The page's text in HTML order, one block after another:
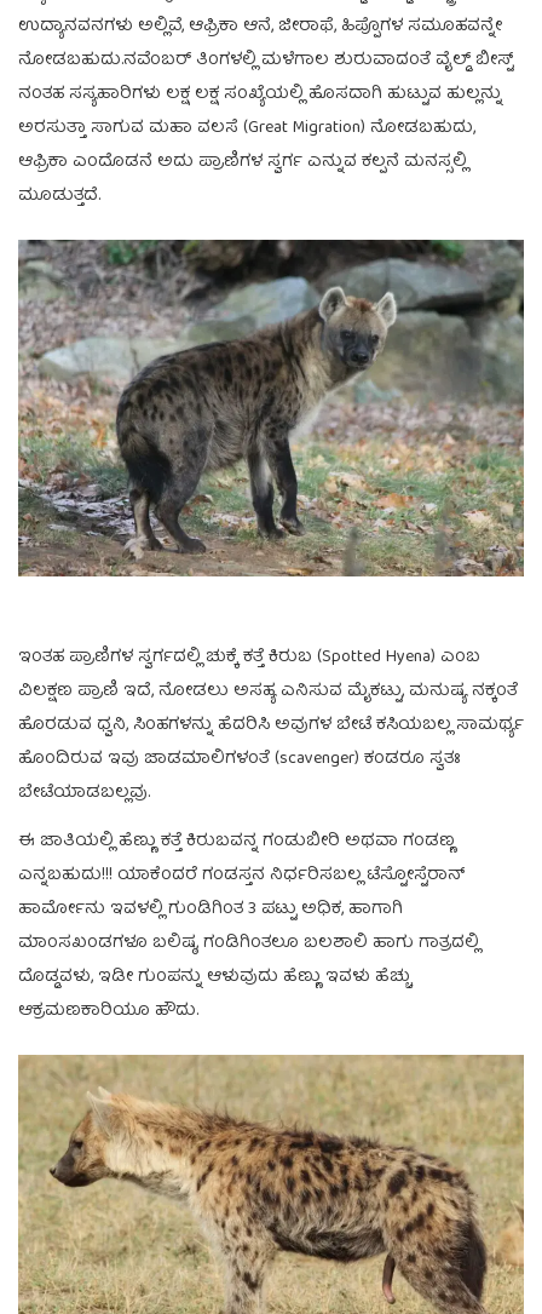
ಉದ್ಯಾನವನಗಳು ಅಲ್ಲಿವೆ, ಆಫ್ರಿಕಾ ಆನೆ, ಜೀರಾಫೆ, ಹಿಪ್ಪೊಗಳ ಸಮೂಹವನ್ನೇ
ನೋಡಬಹುದು.ನವೆಂಬರ್ ತಿಂಗಳಲ್ಲಿ ಮಳೆಗಾಲ ಶುರುವಾದಂತೆ ವೈಲ್ಡ್ ಬೀಸ್ಟ್
ನಂತಹ ಸಸ್ಯಹಾರಿಗಳು ಲಕ್ಷ ಲಕ್ಷ ಸಂಖ್ಯೆಯಲ್ಲಿ ಹೊಸದಾಗಿ ಹುಟ್ಟುವ ಹುಲ್ಲನ್ನು
ಅರಸುತ್ತಾ ಸಾಗುವ ಮಹಾ ವಲಸೆ (Great Migration) ನೋಡಬಹುದು,
ಆಫ್ರಿಕಾ ಎಂದೊಡನೆ ಅದು ಪ್ರಾಣಿಗಳ ಸ್ವರ್ಗ ಎನ್ನುವ ಕಲ್ಪನೆ ಮನಸ್ಸಲ್ಲಿ
ಮೂಡುತ್ತದೆ.
ಇಂತಹ ಪ್ರಾಣಿಗಳ ಸ್ವರ್ಗದಲ್ಲಿ ಚುಕ್ಕೆ ಕತ್ತೆ ಕಿರುಬ (Spotted Hyena) ಎಂಬ
ವಿಲಕ್ಷಣ ಪ್ರಾಣಿ ಇದೆ, ನೋಡಲು ಅಸಹ್ಯ ಎನಿಸುವ ಮೈಕಟ್ಟು, ಮನುಷ್ಯ ನಕ್ಕಂತೆ
ಹೊರಡುವ ಧ್ವನಿ, ಸಿಂಹಗಳನ್ನು ಹೆದರಿಸಿ ಅವುಗಳ ಬೇಟೆ ಕಸಿಯಬಲ್ಲ ಸಾಮರ್ಥ್ಯ
ಹೊಂದಿರುವ ಇವು ಜಾಡಮಾಲಿಗಳಂತೆ (scavenger) ಕಂಡರೂ ಸ್ವತಃ
ಬೇಟೆಯಾಡಬಲ್ಲವು.
ಈ ಜಾತಿಯಲ್ಲಿ ಹೆಣ್ಣು ಕತ್ತೆ ಕಿರುಬವನ್ನ ಗಂಡುಬೀರಿ ಅಥವಾ ಗಂಡಣ್ಣ
ಎನ್ನಬಹುದು!!! ಯಾಕೆಂದರೆ ಗಂಡಸ್ತನ ನಿರ್ಧರಿಸಬಲ್ಲ ಟೆಸ್ಟೋಸ್ಟೆರಾನ್
ಹಾರ್ಮೋನು ಇವಳಲ್ಲಿ ಗುಂಡಿಗಿಂತ 3 ಪಟ್ಟು ಅಧಿಕ, ಹಾಗಾಗಿ
ಮಾಂಸಖಂಡಗಳೂ ಬಲಿಷ್ಠ, ಗಂಡಿಗಿಂತಲೂ ಬಲಶಾಲಿ ಹಾಗು ಗಾತ್ರದಲ್ಲಿ
ದೊಡ್ಡವಳು, ಇಡೀ ಗುಂಪನ್ನು ಆಳುವುದು ಹೆಣ್ಣು ಇವಳು ಹೆಚ್ಚು
ಆಕ್ರಮಣಕಾರಿಯೂ ಹೌದು.